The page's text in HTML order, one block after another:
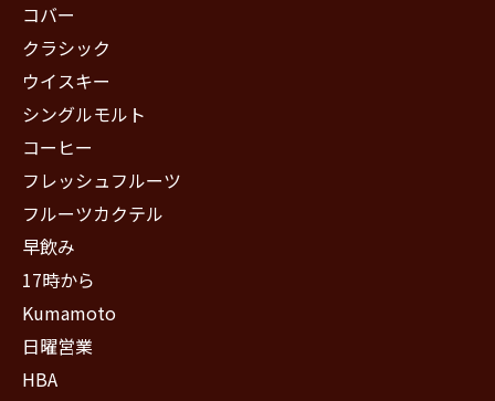
コバー
クラシック
ウイスキー
シングルモルト
コーヒー
フレッシュフルーツ
フルーツカクテル
早飲み
17時から
Kumamoto
日曜営業
HBA